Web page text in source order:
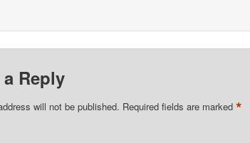
a Reply
will not be published. Required fields are marked *